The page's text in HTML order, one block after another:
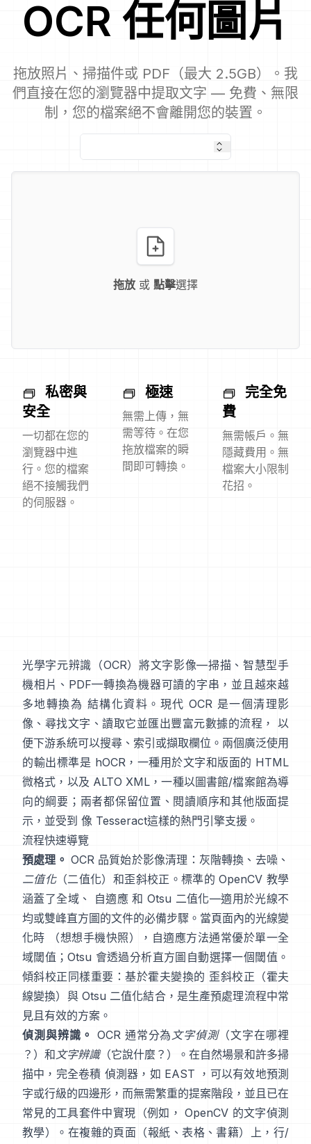
OCR 任何圖片
拖放照片、掃描件或 PDF（最大 2.5GB）。我
們直接在您的瀏覽器中提取文字 — 免費、無限
制，您的檔案絕不會離開您的裝置。
拖放 或 點擊選擇
私密與
安全
一切都在您的
瀏覽器中進
行。您的檔案
絕不接觸我們
的伺服器。
極速
無需上傳，無
需等待。在您
拖放檔案的瞬
間即可轉換。
完全免
費
無需帳戶。無
隱藏費用。無
檔案大小限制
花招。
光學字元辨識（OCR）將文字影像—掃描、智慧型手
機相片、PDF—轉換為機器可讀的字串，並且越來越
多地轉換為 結構化資料。現代 OCR 是一個清理影
像、尋找文字、讀取它並匯出豐富元數據的流程， 以
便下游系統可以搜尋、索引或擷取欄位。兩個廣泛使用
的輸出標準是 hOCR，一種用於文字和版面的 HTML
微格式，以及 ALTO XML ，一種以圖書館/檔案館為導
向的綱要；兩者都保留位置、閱讀順序和其他版面提
示，並受到 像 Tesseract這樣的熱門引擎支援。
流程快速導覽
預處理。 OCR 品質始於影像清理：灰階轉換、去噪、
二值化（二值化）和歪斜校正。標準的 OpenCV 教學
涵蓋了全域、
自適應 和 Otsu 二值化—適用於光線不
均或雙峰直方圖的文件的必備步驟。當頁面內的光線變
化時 （想想手機快照），自適應方法通常優於單一全
域閾值；Otsu 會透過分析直方圖自動選擇一個閾值。
傾斜校正同樣重要：基於霍夫變換的 歪斜校正（霍夫
線變換）與 Otsu 二值化結合，是生產預處理流程中常
見且有效的方案。
偵測與辨識。 OCR 通常分為文字偵測（文字在哪裡
？）和文字辨識（它說什麼？）。在自然場景和許多掃
描中，完全卷積 偵測器，如 EAST ，可以有效地預測
字或行級的四邊形，而無需繁重的提案階段，並且已在
常見的工具套件中實現（例如， OpenCV 的文字偵測
教學）。在複雜的頁面（報紙、表格、書籍）上，行/